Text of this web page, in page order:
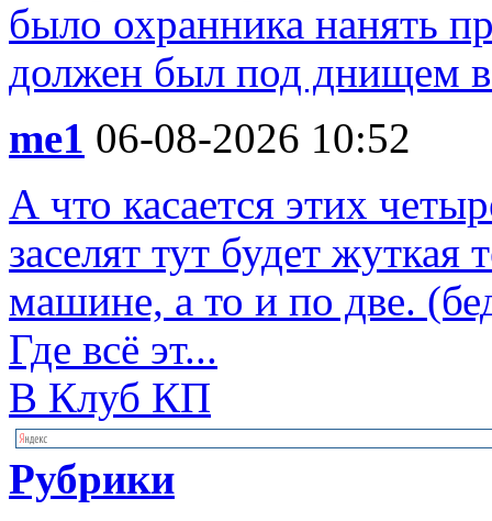
было охранника нанять
должен был под днищем
me1 06-08-2026 10:52
А что касается этих
заселят тут будет
машине, а то и по две.
Где всё эт...
В Клуб КП
Рубрики